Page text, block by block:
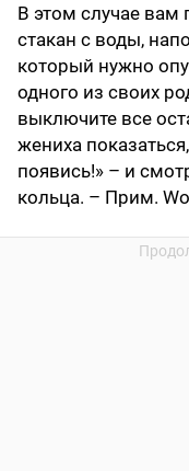
В этом случае вам
стакан с воды,
который нужно
одного из своих
выключите все
жениха
появись!» – и
кольца. – Прим.